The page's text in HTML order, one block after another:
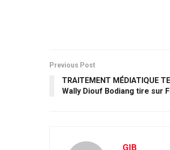
Previous Post
TRAITEMENT MÉDIATIQUE
Wally Diouf Bodiang tire sur
GIB